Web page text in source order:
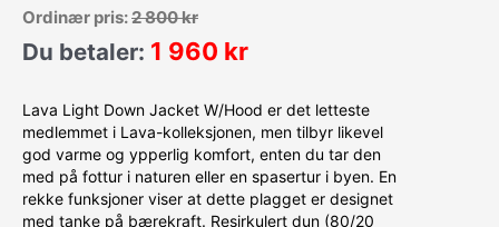
Ordinær pris:2 800kr
Du betaler: 1 960 kr
Lava Light Down Jacket W/Hood er det letteste
medlemmet i Lava-kolleksjonen, men tilbyr likevel
god varme og ypperlig komfort, enten du tar den
med på fottur i naturen eller en spasertur i byen. En
rekke funksjoner viser at dette plagget er designet
med tanke på bærekraft. Resirkulert dun (80/20